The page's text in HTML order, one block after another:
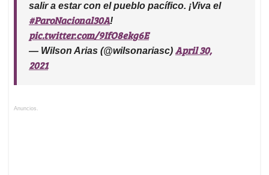
salir a estar con el pueblo pacífico. ¡Viva el
#ParoNacional30A!
pic.twitter.com/9IfO8ekg6E
— Wilson Arias (@wilsonariasc) April 30,
2021
Anuncios.